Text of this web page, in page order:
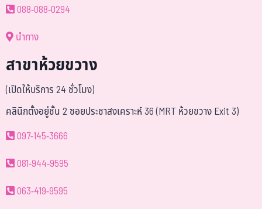
088-088-0294
นำทาง
สาขาห้วยขวาง
(เปิดให้บริการ 24 ชั่วโมง)
คลินิกตั้งอยู่ชั้น 2 ซอยประชาสงเคราะห์ 36 (MRT ห้วยขวาง Exit 3)
097-145-3666
081-944-9595
063-419-9595